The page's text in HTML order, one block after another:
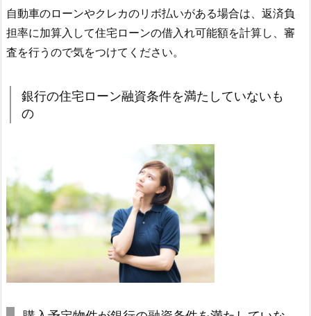
自動車のローンやクレカのリボ払いがある場合は、返済負
担率に加算入して住宅ローンの借入れ可能額を計算し、審
査を行うので気をつけてください。
銀行の住宅ローン融資条件を満たしていないも
の